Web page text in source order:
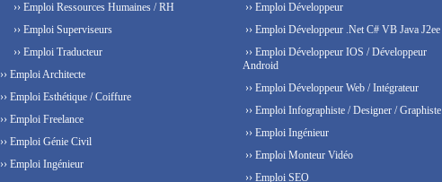
›› Emploi Ressources Humaines / RH
›› Emploi Superviseurs
›› Emploi Traducteur
›› Emploi Architecte
›› Emploi Esthétique / Coiffure
›› Emploi Freelance
›› Emploi Génie Civil
›› Emploi Ingénieur
›› Emploi Développeur
›› Emploi Développeur .Net C# VB Java J2ee
›› Emploi Développeur IOS / Développeur
Android
›› Emploi Développeur Web / Intégrateur
›› Emploi Infographiste / Designer / Graphiste
›› Emploi Ingénieur
›› Emploi Monteur Vidéo
›› Emploi SEO